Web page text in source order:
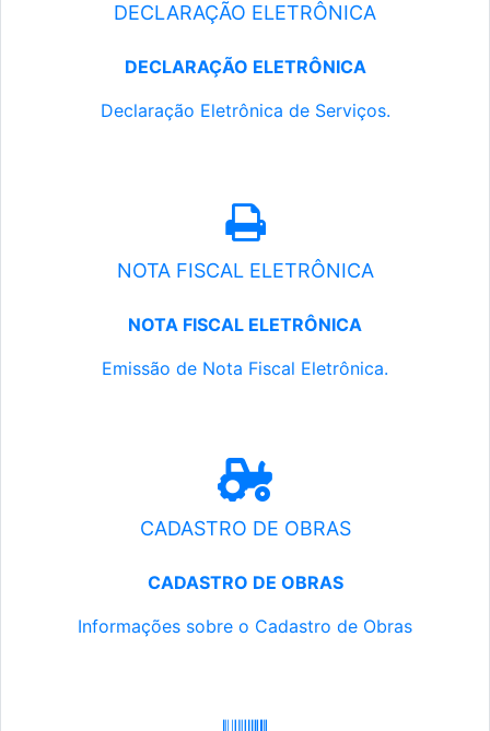
DECLARAÇÃO ELETRÔNICA
DECLARAÇÃO ELETRÔNICA
Declaração Eletrônica de Serviços.
NOTA FISCAL ELETRÔNICA
NOTA FISCAL ELETRÔNICA
Emissão de Nota Fiscal Eletrônica.
CADASTRO DE OBRAS
CADASTRO DE OBRAS
Informações sobre o Cadastro de Obras